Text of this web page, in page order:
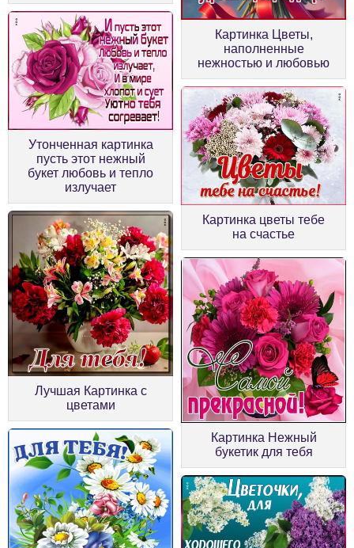
Картинка Цветы,
наполненные
нежностью и любовью
Утонченная картинка
пусть этот нежный
букет любовь и тепло
излучает
Картинка цветы тебе
на счастье
Лучшая Картинка с
цветами
Картинка Нежный
букетик для тебя